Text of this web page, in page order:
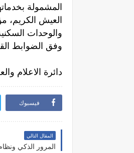
المشمولة
العيش الكريم،
والوحدات
وفق الضوابط
دائرة الاعلام
فيسبوك
المقال التالي
المرور الذكي